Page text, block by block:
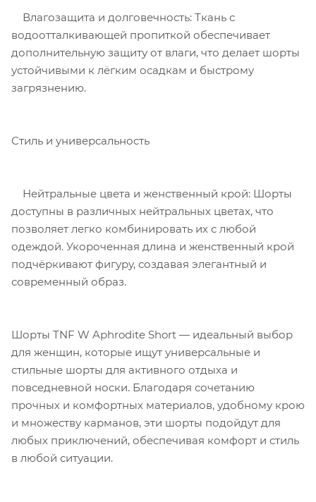
Влагозащита и долговечность: Ткань с
водоотталкивающей пропиткой обеспечивает
дополнительную защиту от влаги, что делает шорты
устойчивыми к лёгким осадкам и быстрому
загрязнению.
Стиль и универсальность
Нейтральные цвета и женственный крой: Шорты
доступны в различных нейтральных цветах, что
позволяет легко комбинировать их с любой
одеждой. Укороченная длина и женственный крой
подчёркивают фигуру, создавая элегантный и
современный образ.
Шорты TNF W Aphrodite Short — идеальный выбор
для женщин, которые ищут универсальные и
стильные шорты для активного отдыха и
повседневной носки. Благодаря сочетанию
прочных и комфортных материалов, удобному крою
и множеству карманов, эти шорты подойдут для
любых приключений, обеспечивая комфорт и стиль
в любой ситуации.